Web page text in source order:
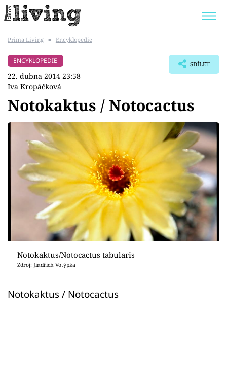
BYDLENÍ SLAVNÝCH
Témata
Bydlení
Zahrada
Design
Sledujte prima+
Přihlášení
Sledujte nás
Prima Living ■ Encyklopedie
ENCYKLOPEDIE
22. dubna 2014 23:58
Iva Kropáčková
SDÍLET
Notokaktus / Notocactus
Notokaktus/Notocactus tabularis
Zdroj: Jindřich Votýpka
Notokaktus / Notocactus